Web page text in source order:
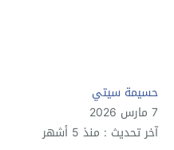
حسيمة سيتي
7 مارس 2026
آخر تحديث : منذ 5 أشهر